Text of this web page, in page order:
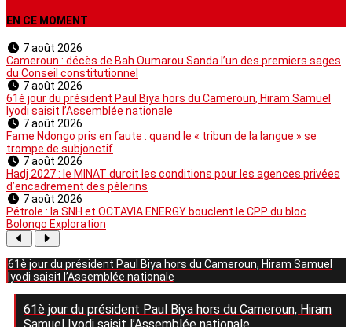
EN CE MOMENT
7 août 2026
Cameroun : décès de Bah Oumarou Sanda l’un des premiers sages
du Conseil constitutionnel
7 août 2026
61è jour du président Paul Biya hors du Cameroun, Hiram Samuel
Iyodi saisit l’Assemblée nationale
7 août 2026
Fame Ndongo pris en faute : quand le « tribun de la langue » se
trompe de subjonctif
7 août 2026
Hadj 2027 : le MINAT durcit les conditions pour les agences privées
d’encadrement des pèlerins
7 août 2026
Pétrole : la SNH et OCTAVIA ENERGY bouclent le CPP du bloc
Bolongo Exploration
61è jour du président Paul Biya hors du Cameroun, Hiram Samuel
Iyodi saisit l’Assemblée nationale
61è jour du président Paul Biya hors du Cameroun, Hiram